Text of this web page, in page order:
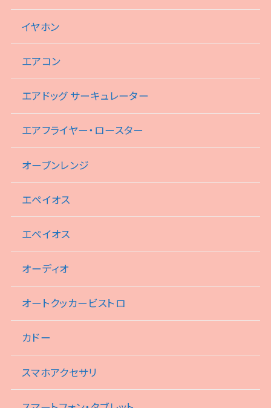
イヤホン
エアコン
エアドッグ サーキュレーター
エアフライヤー・ロースター
オーブンレンジ
エペイオス
エペイオス
オーディオ
オートクッカービストロ
カドー
スマホアクセサリ